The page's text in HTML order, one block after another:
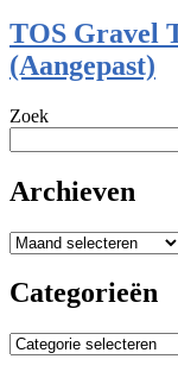
TOS Gravel
(Aangepast)
Zoek
Archieven
Archieven
Categorieën
Categorieën